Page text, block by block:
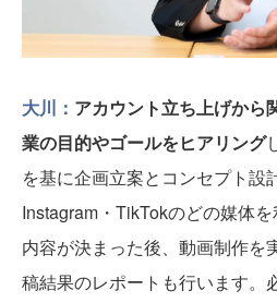
大川： アカウント立ち上げから
業の目的やゴールをヒアリング
を基に企画立案とコンセプト設
Instagram・TikTokのどの媒体を
内容が決まった後、動画制作を
稿結果のレポートも行います。